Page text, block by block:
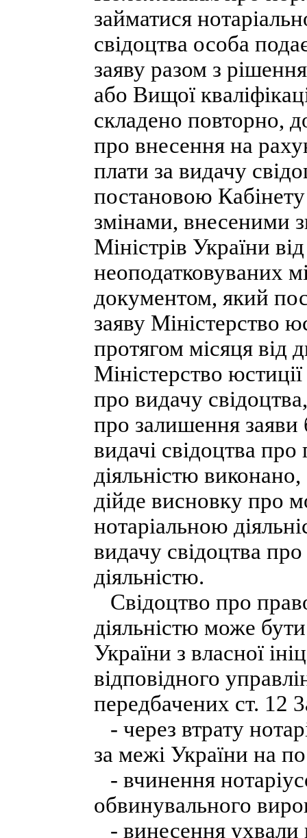
займатися
свідоцтва особа
заяву разом з
або Вищої
складено повторно,
про внесення на
плати за видачу
постановою Кабінету
змінами, внесеними
Міністрів України
неоподатковуваних
документом, який
заяву Міністерство
протягом місяця від
Міністерство
про видачу
про залишення
видачі свідоцтва
діяльністю
дійде висновку про
нотаріальною
видачу свідоцтва
діяльністю.
Свідоцтво про
діяльністю може
України з власної
відповідного
передбачених ст. 12
- через втрату
за межі України на
- вчинення
обвинувального
- винесення ухвали